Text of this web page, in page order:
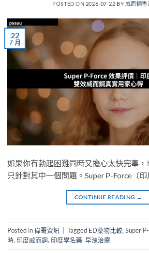
POSTED ON 2026-07-22 BY 威而鋼香
22
7 月
如果你有勃起困難同時又擔心太快完事
只針對其中一個問題。Super P-Force（
CONTINUE READING →
Posted in偉哥資訊 Tagged ED藥物比較, Super
時, 印度威而鋼, 印度學名藥, 早洩治療